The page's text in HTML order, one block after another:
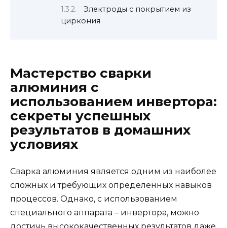
Электроды с покрытием из
циркония
Мастерство сварки
алюминия с
использованием инвертора:
секреты успешных
результатов в домашних
условиях
Сварка алюминия является одним из наиболее
сложных и требующих определенных навыков
процессов. Однако, с использованием
специального аппарата – инвертора, можно